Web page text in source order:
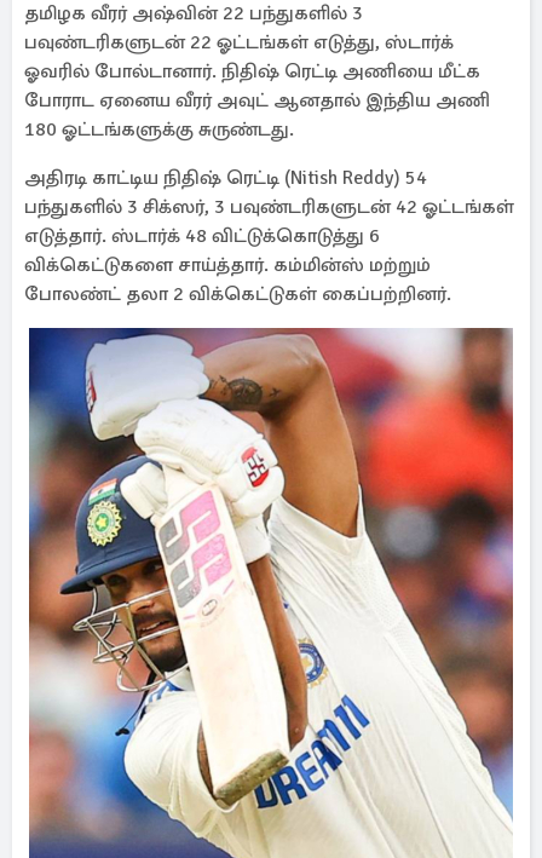
தமிழக வீரர் அஷ்வின் 22 பந்துகளில் 3
பவுண்டரிகளுடன் 22 ஓட்டங்கள் எடுத்து, ஸ்டார்க்
ஓவரில் போல்டானார். நிதிஷ் ரெட்டி அணியை மீட்க
போராட ஏனைய வீரர் அவுட் ஆனதால் இந்திய அணி
180 ஓட்டங்களுக்கு சுருண்டது.
அதிரடி காட்டிய நிதிஷ் ரெட்டி (Nitish Reddy) 54
பந்துகளில் 3 சிக்ஸர், 3 பவுண்டரிகளுடன் 42 ஓட்டங்கள்
எடுத்தார். ஸ்டார்க் 48 விட்டுக்கொடுத்து 6
விக்கெட்டுகளை சாய்த்தார். கம்மின்ஸ் மற்றும்
போலண்ட் தலா 2 விக்கெட்டுகள் கைப்பற்றினர்.